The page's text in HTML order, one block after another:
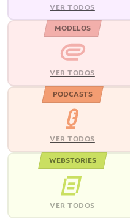
VER TODOS
MODELOS
VER TODOS
PODCASTS
VER TODOS
WEBSTORIES
VER TODOS